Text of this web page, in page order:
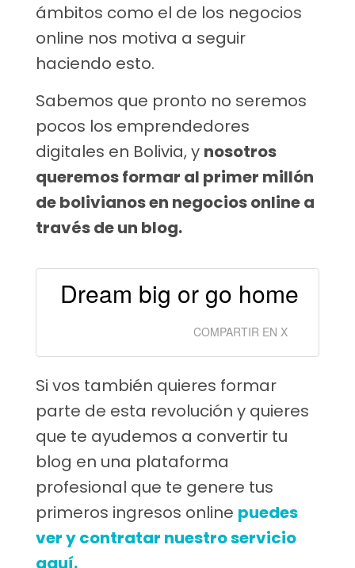
ámbitos como el de los negocios
online nos motiva a seguir
haciendo esto.
Sabemos que pronto no seremos
pocos los emprendedores
digitales en Bolivia, y nosotros
queremos formar al primer millón
de bolivianos en negocios online a
través de un blog.
Dream big or go home
COMPARTIR EN X
Si vos también quieres formar
parte de esta revolución y quieres
que te ayudemos a convertir tu
blog en una plataforma
profesional que te genere tus
primeros ingresos online puedes
ver y contratar nuestro servicio
aquí.